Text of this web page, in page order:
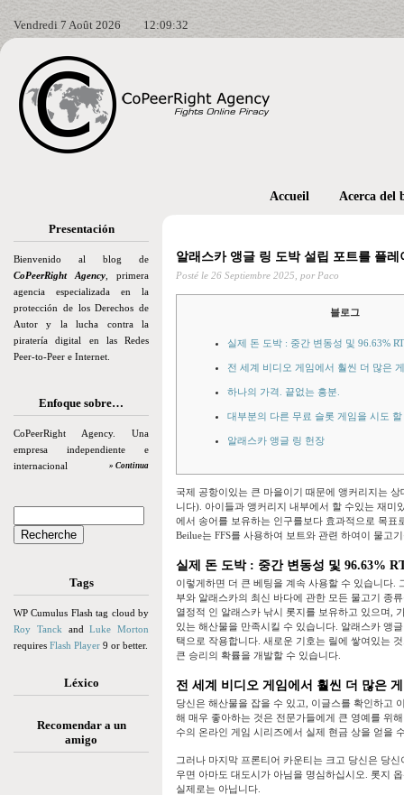
Vendredi 7 Août 2026 12:09:34
Presentación
Bienvenido al blog de
CoPeerRight Agency , primera
agencia especializada en la
protección de los Derechos de
Autor y la lucha contra la
piratería digital en las Redes
Peer-to-Peer e Internet.
Enfoque sobre…
CoPeerRight Agency. Una
empresa independiente e
internacional
» Continua
Tags
WP Cumulus Flash tag cloud by
Roy Tanck andLuke Morton
requires Flash Player 9 or better.
Léxico
Recomendar a un
amigo
Accueil Acerca del
알래스카 앵글 링 도박 설립 포트를 플
Posté le 26 Septiembre 2025, por Paco
블로그
실제 돈 도박 : 중간 변동성 및 96.63%
전 세계 비디오 게임에서 훨씬 더 많은
하나의 가격. 끝없는 흥분.
대부분의 다른 무료 슬롯 게임을 시도
알래스카 앵글 링 헌장
국제 공항이있는 큰 마을이기 때문에 앵커리지는
니다). 아이들과 앵커리지 내부에서 할 수있는 재미
에서 송어를 보유하는 인구를보다 효과적으로 목표
Beilue는 FFS를 사용하여 보트와 관련 하여이 물고
실제 돈 도박 : 중간 변동성 및 96.63%
이렇게하면 더 큰 베팅을 계속 사용할 수 있습니다.
부와 알래스카의 최신 바다에 관한 모든 물고기 종
열정적 인 알래스카 낚시 롯지를 보유하고 있으며,
있는 해산물을 만족시킬 수 있습니다. 알래스카 앵
택으로 작용합니다. 새로운 기호는 릴에 쌓여있는
큰 승리의 확률을 개발할 수 있습니다.
전 세계 비디오 게임에서 훨씬 더 많은
당신은 해산물을 잡을 수 있고, 이글스를 확인하고
해 매우 좋아하는 것은 전문가들에게 큰 영예를 위
수의 온라인 게임 시리즈에서 실제 현금 상을 얻을
그러나 마지막 프론티어 카운티는 크고 당신은 당
우면 아마도 대도시가 아님을 명심하십시오. 롯지
실제로는 아닙니다.